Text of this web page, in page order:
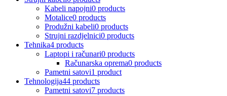
Kabeli napojni0 products
Motalice0 products
Produžni kabeli0 products
Strujni razdjelnici0 products
Tehnika4 products
Laptopi i računari0 products
Računarska oprema0 products
Pametni satovi1 product
Tehnologija44 products
Pametni satovi7 products